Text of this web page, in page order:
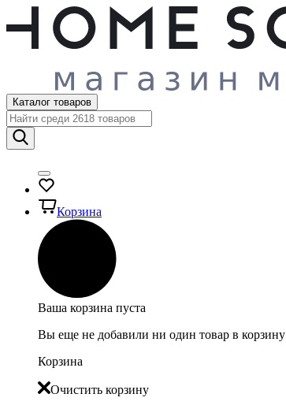
Каталог товаров
Корзина
Ваша корзина пуста
Вы еще не добавили ни один товар в корзину
Корзина
Очистить корзину